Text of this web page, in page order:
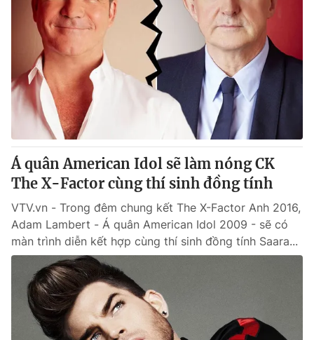
VTV Money VTV Thể thao
VTV Sức khoẻ Bất động sản
Thị trường 24h Tấm lòng Việt
VTV4 Vươn mình bằng AI
VTV9 VTV8
Liên hệ tòa soạn English
THỜI BÁO VTV
Theo dõi báo trên
Á quân American Idol sẽ làm nóng CK
The X-Factor cùng thí sinh đồng tính
VTV.vn - Trong đêm chung kết The X-Factor Anh 2016,
Adam Lambert - Á quân American Idol 2009 - sẽ có
màn trình diễn kết hợp cùng thí sinh đồng tính Saara...